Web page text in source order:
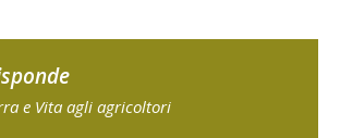
e Vita agli agricoltori